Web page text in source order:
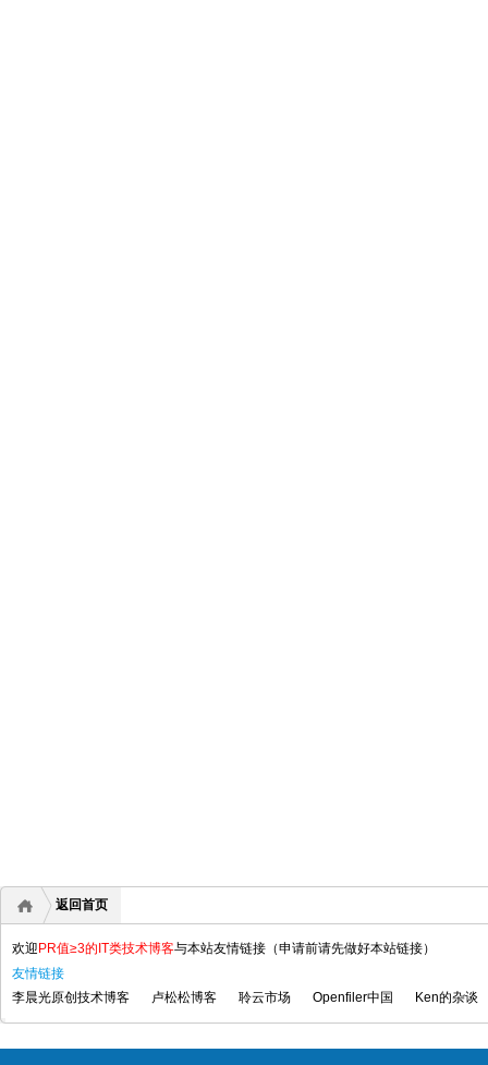
返回首页
欢迎 PR值≥3的IT类技术博客与本站友情链接（申请前请先做好本站链接）
友情链接
李晨光原创技术博客
卢松松博客 聆云市场 Openfiler中国 Ken的杂谈